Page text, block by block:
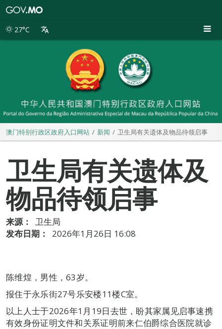
别
27°C
澳门特别行政区政府入口网站 新闻 卫生局有关遗体及物品待领启事
卫生局有关遗体及
物品待领启事
来源：
卫生局
发布日期：
2026年1月26日 16:08
陈维煌，男性，63岁。
报住于永乐街27号乐安楼11楼C室。
以上人士于2026年1月19日去世，盼其家属见启事速携
有效身份证明文件和关系证明前来仁伯爵综合医院就诊